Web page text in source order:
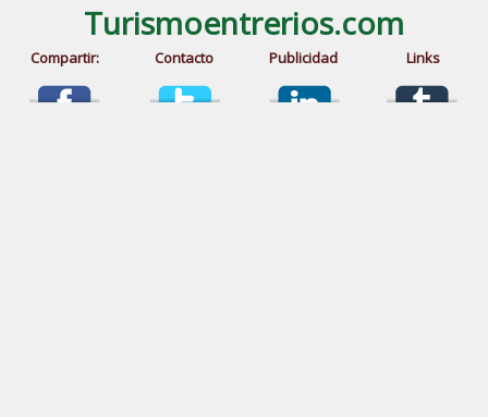
Turismoentrerios.com
Compartir: Contacto Publicidad Links